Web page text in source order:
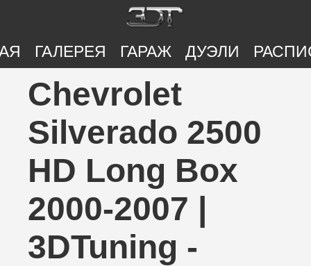
ГАЛЕРЕЯ ГАРАЖ ДУЭЛИ
Chevrolet
Silverado 2500
HD Long Box
2000-2007 |
3DTuning -